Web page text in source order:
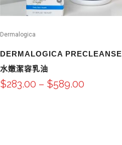
Dermalogica
DERMALOGICA PRECLEANSE
水嫩潔容乳油
$283.00 – $589.00